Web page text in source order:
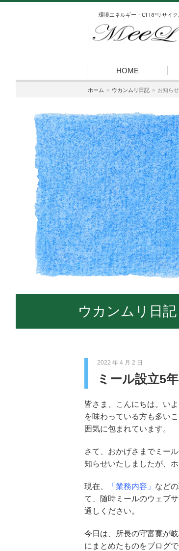
環境エネルギー・CFRPリサイク
HOME
ホーム ウカンムリ日記 お知らせ
ウカンムリ日記
2022 年 4 月 2 日
ミール設立5
皆さま、こんにちは。い
を味わっている方も多い
囲気に包まれています。
さて、おかげさまでミー
知らせいたしましたが、
現在、 「業務内容」 など
て、随時ミールのウェブ
通しください。
今日は、所長の守富寛が
にまとめたものをブログ